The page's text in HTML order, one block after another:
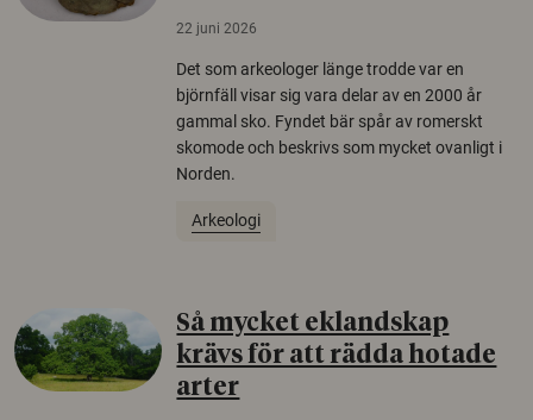
22 juni 2026
Det som arkeologer länge trodde var en
björnfäll visar sig vara delar av en 2000 år
gammal sko. Fyndet bär spår av romerskt
skomode och beskrivs som mycket ovanligt i
Norden.
Arkeologi
Så mycket eklandskap
krävs för att rädda hotade
arter